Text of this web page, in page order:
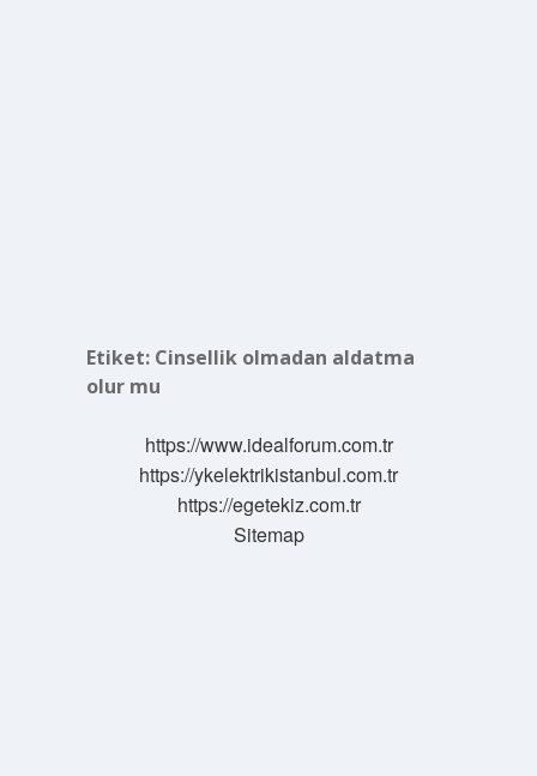
Etiket: Cinsellik olmadan aldatma
olur mu
https://www.idealforum.com.tr
https://ykelektrikistanbul.com.tr
https://egetekiz.com.tr
Sitemap